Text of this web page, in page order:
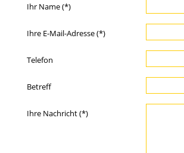
Ihr Name (*)
Ihre E-Mail-Adresse (*)
Telefon
Betreff
Ihre Nachricht (*)